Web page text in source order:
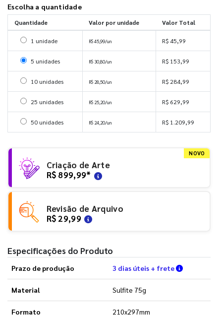
Escolha a quantidade
Quantidade Valor por unidade Valor Total
Selecionar 1 unidade
1 unidade R$ 45,99/un R$ 45,99
Selecionar 5 unidades
5 unidades R$ 30,80/un R$ 153,99
Selecionar 10 unidades
10 unidades R$ 28,50/un R$ 284,99
Selecionar 25 unidades
25 unidades R$ 25,20/un R$ 629,99
Selecionar 50 unidades
50 unidades R$ 24,20/un R$ 1.209,99
NOVO
Criação de Arte
R$ 899,99*
Revisão de Arquivo
R$ 29,99
Especificações do Produto
Prazo de produção 3 dias úteis + frete Verifique
Material Sulfite 75g
Formato 210x297mm